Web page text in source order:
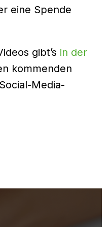
eine Spende
gibt’s in der
kommenden
Media-